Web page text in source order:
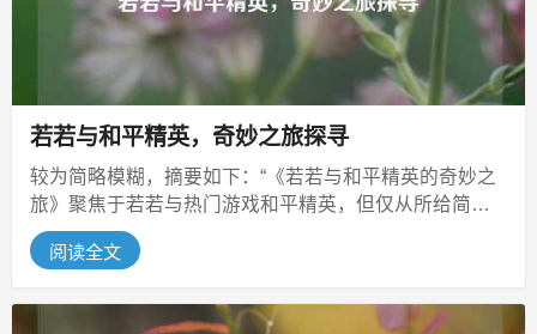
若若与和平精英，奇妙之旅探寻
较为简略模糊，摘要如下：“《若若与和平精英的奇妙之
旅》聚焦于若若与热门游戏和平精英，但仅从所给简短
信息来看，尚不清楚若若究竟是谁...
阅读全文